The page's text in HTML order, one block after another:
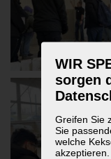
WIR
sorgen
Greifen Sie
Sie
welche
akzeptieren.